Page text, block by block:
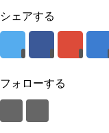
シェアする
フォローする